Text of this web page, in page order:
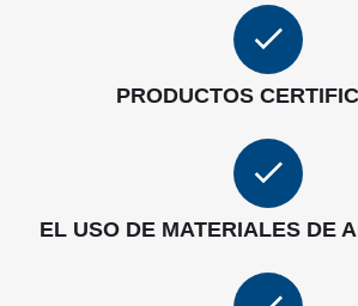
PRODUCTOS
EL USO DE MATERIALES DE